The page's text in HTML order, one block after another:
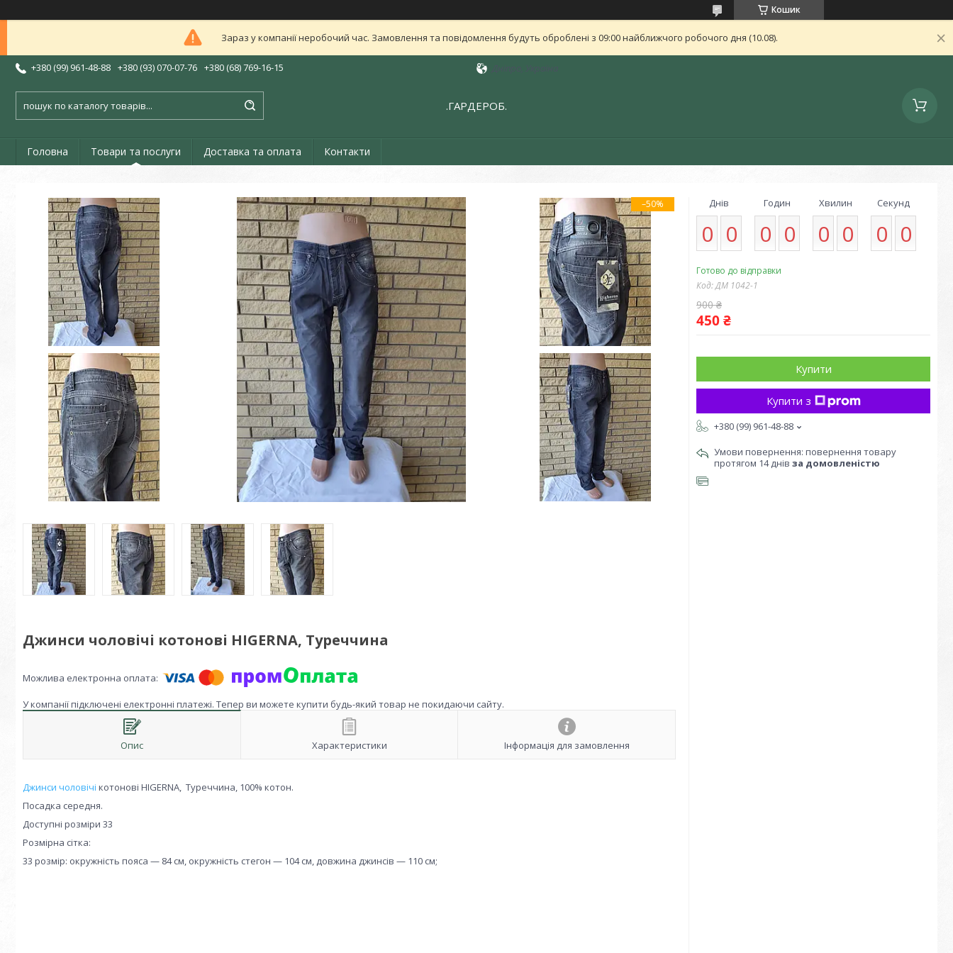
Кошик
Зараз у компанії неробочий час. Замовлення та повідомлення будуть оброблені з 09:00 найближчого робочого дня (10.08).
+380 (99) 961-48-88 +380 (93) 070-07-76 +380 (68) 769-16-15
.ГАРДЕРОБ.
Головна Товари та послуги Доставка та оплата Контакти
–50%
Джинси чоловічі котонові HIGERNA, Туреччина
У компанії підключені електронні платежі. Тепер ви можете купити будь-який товар не покидаючи сайту.
Опис Характеристики Інформація для замовлення
Джинси чоловічі котонові HIGERNA, Туреччина, 100% котон.
Посадка середня.
Доступні розміри 33
Розмірна сітка:
33 розмір: окружність пояса — 84 см, окружність стегон — 104 см, довжина джинсів — 110 см;
Днів
0 0
Годин
0 0
Хвилин
0 0
Секунд
0 0
Готово до відправки
Код:ДМ 1042-1
900 ₴
450 ₴
Купити
Купити з
+380 (99) 961-48-88
повернення товару
протягом 14 днів за домовленістю